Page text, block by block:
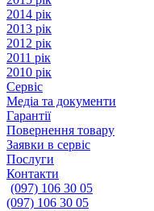
2014 рік
2013 рік
2012 рік
2011 рік
2010 рік
Сервіс
Медіа та документи
Гарантії
Повернення товару
Заявки в сервіс
Послуги
Контакти
(097) 106 30 05
(097) 106 30 05